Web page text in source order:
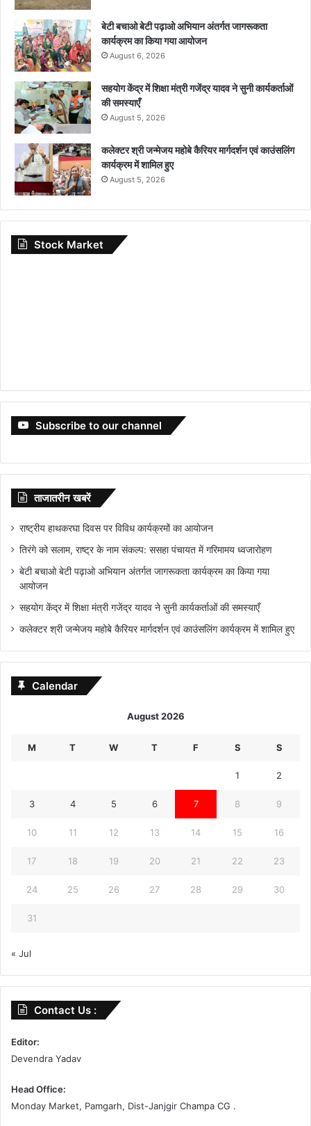
बेटी बचाओ बेटी पढ़ाओ अभियान अंतर्गत जागरूकता
कार्यक्रम का किया गया आयोजन
August 6, 2026
सहयोग केंद्र में शिक्षा मंत्री गजेंद्र यादव ने सुनी कार्यकर्ताओं
की समस्याएँ
August 5, 2026
कलेक्टर श्री जन्मेजय महोबे कैरियर मार्गदर्शन एवं काउंसलिंग
कार्यक्रम में शामिल हुए
August 5, 2026
Stock Market
Subscribe to our channel
ताजातरीन खबरें
राष्ट्रीय हाथकरघा दिवस पर विविध कार्यक्रमों का आयोजन
तिरंगे को सलाम, राष्ट्र के नाम संकल्प: ससहा पंचायत में गरिमामय ध्वजारोहण
बेटी बचाओ बेटी पढ़ाओ अभियान अंतर्गत जागरूकता कार्यक्रम का किया गया
आयोजन
सहयोग केंद्र में शिक्षा मंत्री गजेंद्र यादव ने सुनी कार्यकर्ताओं की समस्याएँ
कलेक्टर श्री जन्मेजय महोबे कैरियर मार्गदर्शन एवं काउंसलिंग कार्यक्रम में शामिल हुए
Calendar
August 2026
M T W T F S S
1 2
3 4 5 6 7 8 9
10 11 12 13 14 15 16
17 18 19 20 21 22 23
24 25 26 27 28 29 30
31
« Jul
Contact Us :
Editor:
Devendra Yadav
Head Office:
Monday Market, Pamgarh, Dist-Janjgir Champa CG .